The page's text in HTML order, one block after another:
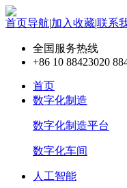
首页导航|加入收藏|联系
全国服务热线
+86 10 88423020
首页
数字化制造
数字化制造平台
数字化车间
人工智能